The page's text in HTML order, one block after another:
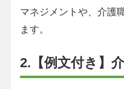
マネジメントや、介護
ます。
2.【例文付き】